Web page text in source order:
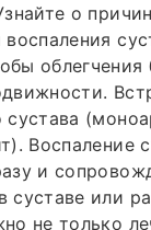
о
облегчения
сустава
Воспаление
и
или
не только